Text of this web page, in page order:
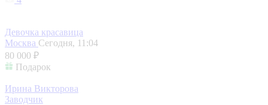
Девочка красавица
Москва Сегодня, 11:04
80 000 ₽
Подарок
Ирина Викторова
Заводчик